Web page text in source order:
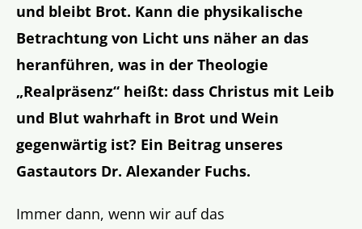
und bleibt Brot. Kann die physikalische
Betrachtung von Licht uns näher an das
heranführen, was in der Theologie
„Realpräsenz“ heißt: dass Christus mit Leib
und Blut wahrhaft in Brot und Wein
gegenwärtig ist? Ein Beitrag unseres
Gastautors Dr. Alexander Fuchs.
Immer dann, wenn wir auf das